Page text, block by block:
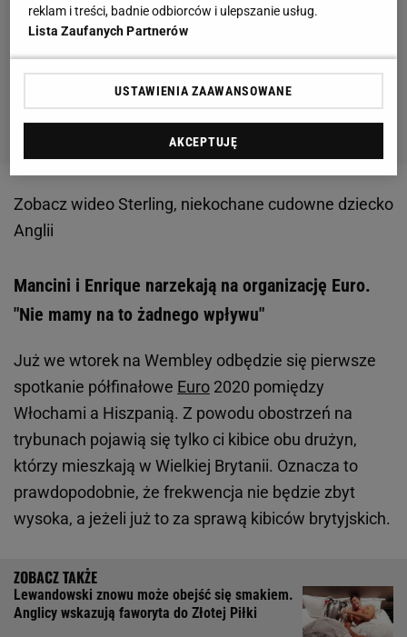
Zobacz wideoSterling, niekochane cudowne dziecko
Anglii
Mancini i Enrique narzekają na organizację Euro.
"Nie mamy na to żadnego wpływu"
Już we wtorek na Wembley odbędzie się pierwsze
spotkanie półfinałowe Euro 2020 pomiędzy
Włochami a Hiszpanią. Z powodu obostrzeń na
trybunach pojawią się tylko ci kibice obu drużyn,
którzy mieszkają w Wielkiej Brytanii. Oznacza to
prawdopodobnie, że frekwencja nie będzie zbyt
wysoka, a jeżeli już to za sprawą kibiców brytyjskich.
Lewandowski znowu może obejść się smakiem.
Anglicy wskazują faworyta do Złotej Piłki
reklam i treści, badnie odbiorców i ulepszanie usług.
Lista Zaufanych Partnerów
USTAWIENIA ZAAWANSOWANE
AKCEPTUJĘ